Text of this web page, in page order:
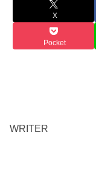
X
Pocket
WRITER